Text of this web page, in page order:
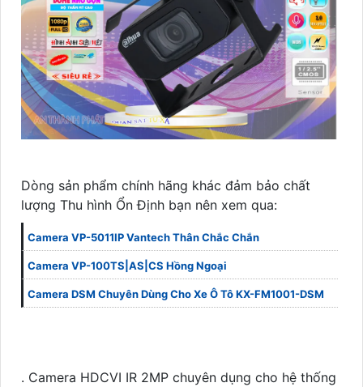
Dòng sản phẩm chính hãng khác đảm bảo chất
lượng Thu hình Ổn Định bạn nên xem qua:
Camera VP-5011IP Vantech Thân Chắc Chắn
Camera VP-100TS|AS|CS Hồng Ngoại
Camera DSM Chuyên Dùng Cho Xe Ô Tô KX-FM1001-DSM
. Camera HDCVI IR 2MP chuyên dụng cho hệ thống